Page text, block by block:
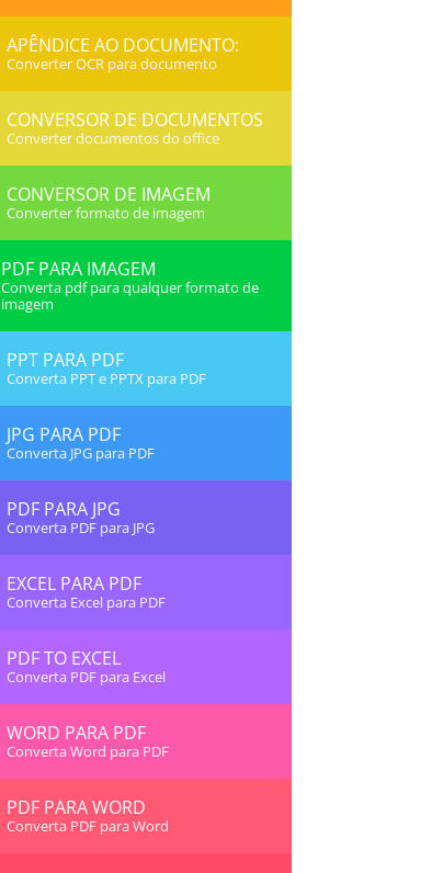
APÊNDICE AO DOCUMENTO:
Converter OCR para documento
CONVERSOR DE DOCUMENTOS
Converter documentos do office
CONVERSOR DE IMAGEM
Converter formato de imagem
PDF PARA IMAGEM
Converta pdf para qualquer formato de
imagem
PPT PARA PDF
Converta PPT e PPTX para PDF
JPG PARA PDF
Converta JPG para PDF
PDF PARA JPG
Converta PDF para JPG
EXCEL PARA PDF
Converta Excel para PDF
PDF TO EXCEL
Converta PDF para Excel
WORD PARA PDF
Converta Word para PDF
PDF PARA WORD
Converta PDF para Word